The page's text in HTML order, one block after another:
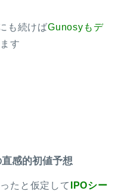
も続けばGunosyもデ
す
感的初値予想
たと仮定して
IPOシー